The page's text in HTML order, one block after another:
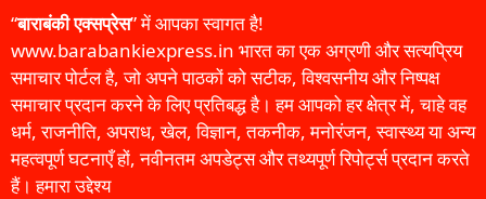
“बाराबंकी एक्सप्रेस” में आपका स्वागत है!
www.barabankiexpress.in भारत का एक अग्रणी और सत्यप्रिय
समाचार पोर्टल है, जो अपने पाठकों को सटीक, विश्वसनीय और निष्पक्ष
समाचार प्रदान करने के लिए प्रतिबद्ध है। हम आपको हर क्षेत्र में, चाहे वह
धर्म, राजनीति, अपराध, खेल, विज्ञान, तकनीक, मनोरंजन, स्वास्थ्य या अन्य
महत्वपूर्ण घटनाएँ हों, नवीनतम अपडेट्स और तथ्यपूर्ण रिपोर्ट्स प्रदान करते
हैं। हमारा उद्देश्य